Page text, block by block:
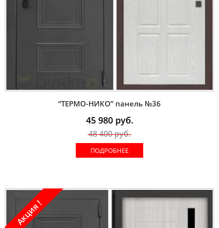
“ТЕРМО-НИКО” панель №36
45 980руб.
48 400руб.
ПОДРОБНЕЕ
Акция !